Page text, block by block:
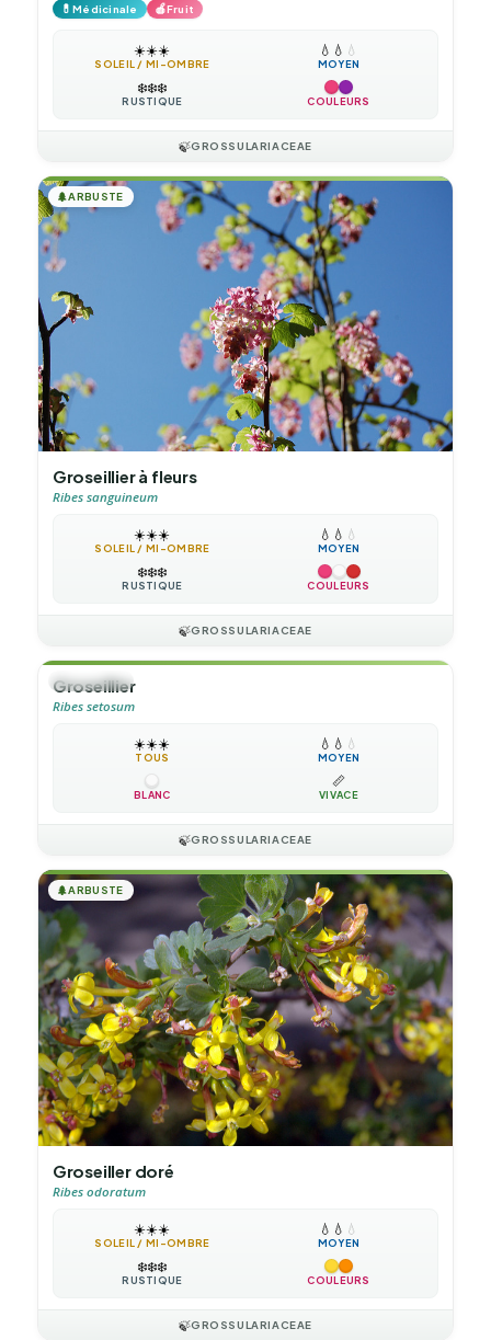
💊Médicinale 🍎Fruit
☀️☀️☀️
SOLEIL / MI-OMBRE
💧 💧 💧
MOYEN
❄️❄️❄️
RUSTIQUE COULEURS
🍃GROSSULARIACEAE
🌲ARBUSTE
Groseillier à fleurs
Ribes sanguineum
☀️☀️☀️
SOLEIL / MI-OMBRE
💧 💧 💧
MOYEN
❄️❄️❄️
RUSTIQUE COULEURS
🍃GROSSULARIACEAE
🌲ARBUSTE
Groseillier
Ribes setosum
☀️☀️☀️
TOUS
💧 💧 💧
MOYEN
BLANC
📏
VIVACE
🍃GROSSULARIACEAE
🌲ARBUSTE
Groseiller doré
Ribes odoratum
☀️☀️☀️
SOLEIL / MI-OMBRE
💧 💧 💧
MOYEN
❄️❄️❄️
RUSTIQUE COULEURS
🍃GROSSULARIACEAE